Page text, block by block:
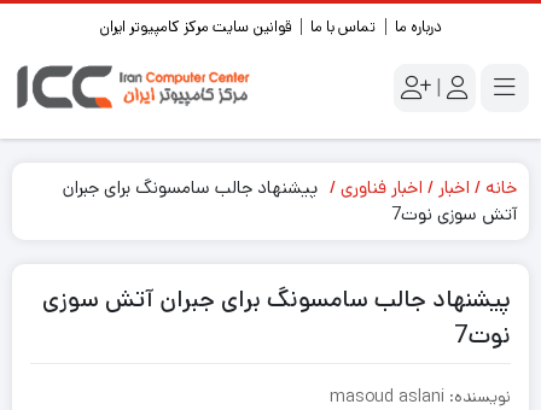
درباره ما تماس با ما قوانین سایت مرکز کامپیوتر ایران
|
خانه اخبار اخبار فناوری
پیشنهاد جالب سامسونگ برای جبران
آتش سوزی نوت7
پیشنهاد جالب سامسونگ برای جبران آتش سوزی
نوت7
نویسنده: masoud aslani